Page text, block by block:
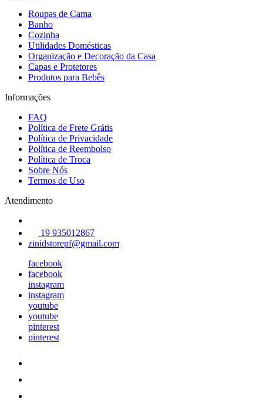
Roupas de Cama
Banho
Cozinha
Utilidades Domésticas
Organização e Decoração da Casa
Capas e Protetores
Produtos para Bebês
Informações
FAQ
Política de Frete Grátis
Política de Privacidade
Política de Reembolso
Política de Troca
Sobre Nós
Termos de Uso
Atendimento
19 935012867
zinidstorepf@gmail.com
facebook
facebook
instagram
instagram
youtube
youtube
pinterest
pinterest